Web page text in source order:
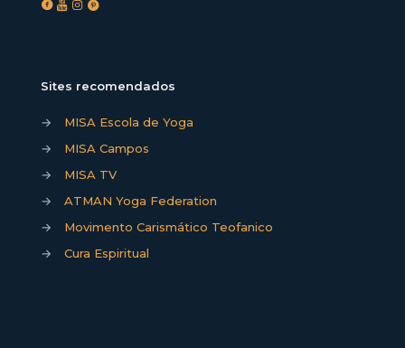
Sites recomendados
→
MISA Escola de Yoga
→
MISA Campos
→
MISA TV
→
ATMAN Yoga Federation
→
Movimento Carismático Teofanico
→
Cura Espiritual